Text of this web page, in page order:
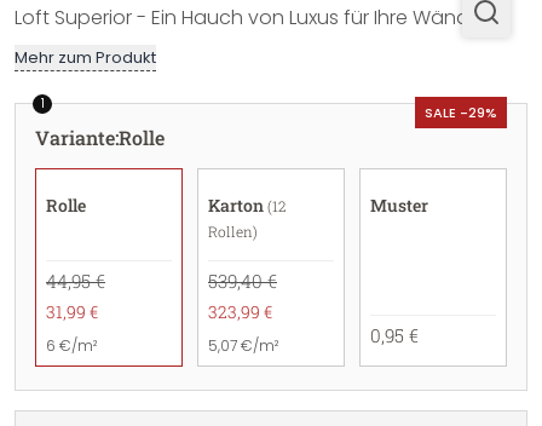
Loft Superior - Ein Hauch von Luxus für Ihre Wände!
Mehr zum Produkt
SALE -29%
1
Variante:Rolle
Rolle
44,95 €
31,99 €
6 €/m²
Karton (12
Rollen)
539,40 €
323,99 €
5,07 €/m²
Muster
0,95 €